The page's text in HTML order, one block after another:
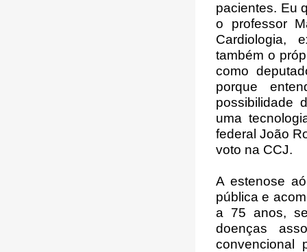
pacientes. Eu
o professor
Cardiologia,
também o
como
porque
possibilidade
uma
federal João
voto na CCJ.
A estenose
pública e
a 75 anos,
doenças
convencional